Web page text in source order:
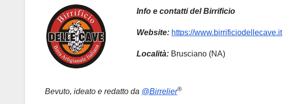
Info e contatti del Birrificio
Website: https://www.birrificiodellecave.it
Località: Brusciano (NA)
Bevuto, ideato e redatto da @Birrelier®